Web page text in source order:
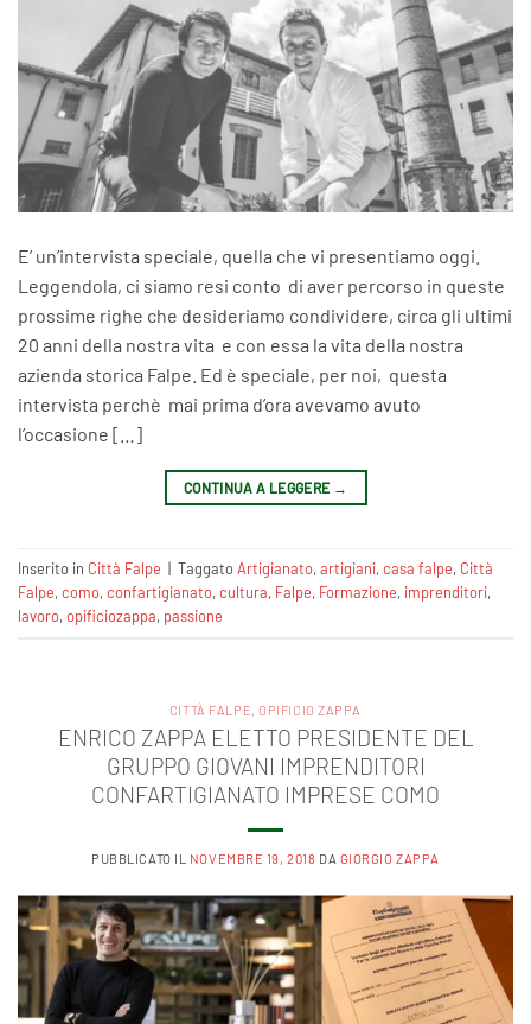
E’ un’intervista speciale, quella che vi presentiamo oggi.
Leggendola, ci siamo resi conto di aver percorso in queste
prossime righe che desideriamo condividere, circa gli ultimi
20 anni della nostra vita e con essa la vita della nostra
azienda storica Falpe. Ed è speciale, per noi, questa
intervista perchè mai prima d’ora avevamo avuto
l’occasione […]
CONTINUA A LEGGERE →
Inserito in Città Falpe | TaggatoArtigianato,artigiani,casa falpe, Città
Falpe,como,confartigianato,cultura, Falpe, Formazione‬, imprenditori,
lavoro,opificiozappa, passione
CITTÀ FALPE, OPIFICIO ZAPPA
ENRICO ZAPPA ELETTO PRESIDENTE DEL
GRUPPO GIOVANI IMPRENDITORI
CONFARTIGIANATO IMPRESE COMO
PUBBLICATO IL NOVEMBRE 19, 2018 DA GIORGIO ZAPPA